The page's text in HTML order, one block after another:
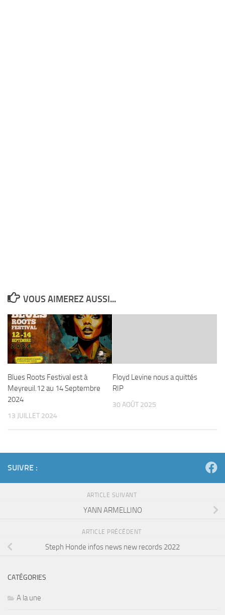
VOUS AIMEREZ AUSSI...
Blues Roots Festival est à
Meyreuil.12 au 14 Septembre
2024
13 JUILLET 2024
Floyd Levine nous a quittés
RIP
30 AOÛT 2025
SUIVRE :
ARTICLE SUIVANT
YANN ARMELLINO
ARTICLE PRÉCÉDENT
Steph Honde infos news new records 2022
CATÉGORIES
A la une